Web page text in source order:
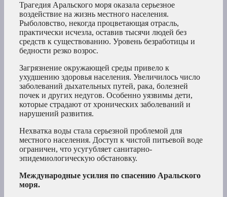
Трагедия Аральского моря оказала серьезное
воздействие на жизнь местного населения.
Рыболовство, некогда процветающая отрасль,
практически исчезла, оставив тысячи людей без
средств к существованию. Уровень безработицы и
бедности резко возрос.
Загрязнение окружающей среды привело к
ухудшению здоровья населения. Увеличилось число
заболеваний дыхательных путей, рака, болезней
почек и других недугов. Особенно уязвимы дети,
которые страдают от хронических заболеваний и
нарушений развития.
Нехватка воды стала серьезной проблемой для
местного населения. Доступ к чистой питьевой воде
ограничен, что усугубляет санитарно-
эпидемиологическую обстановку.
Международные усилия по спасению Аральского
моря.